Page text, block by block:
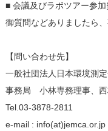
■ 会議及びラボツアー参加
御質問などありましたら
【問い合わせ先】
一般社団法人日本環境測
事務局 小林専務理事、西
Tel.03-3878-2811
e-mail :